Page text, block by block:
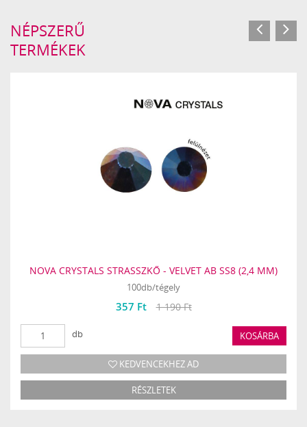
NÉPSZERŰ
TERMÉKEK
NOVA CRYSTALS STRASSZKŐ - VELVET AB SS8 (2,4 MM)
100db/tégely
357 Ft 1 190 Ft
db KOSÁRBA
KEDVENCEKHEZ AD
RÉSZLETEK